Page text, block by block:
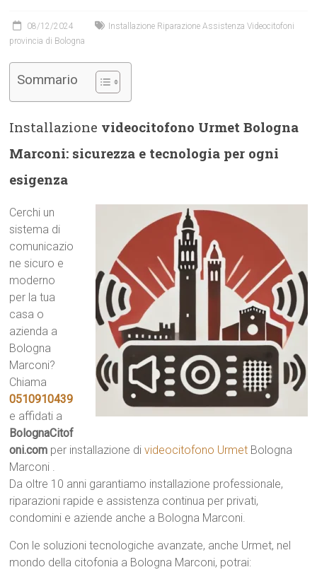
08/12/2024
Installazione Riparazione Assistenza Videocitofoni
provincia di Bologna
Sommario
Installazione videocitofono Urmet Bologna
Marconi: sicurezza e tecnologia per ogni
esigenza
Cerchi un
sistema di
comunicazio
ne sicuro e
moderno
per la tua
casa o
azienda a
Bologna
Marconi?
Chiama
0510910439
e affidati a
BolognaCitof
oni.com per installazione divideocitofono Urmet Bologna
Marconi .
Da oltre 10 anni garantiamo installazione professionale,
riparazioni rapide e assistenza continua per privati,
condomini e aziende anche a Bologna Marconi.
Con le soluzioni tecnologiche avanzate, anche Urmet, nel
mondo della citofonia a Bologna Marconi, potrai: